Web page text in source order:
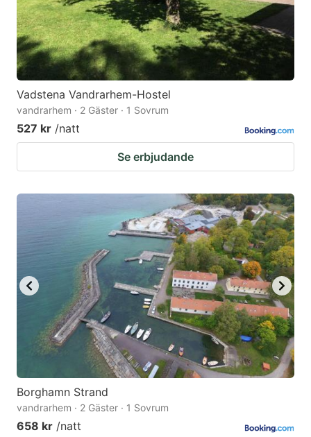
Vadstena Vandrarhem-Hostel
vandrarhem · 2 Gäster · 1 Sovrum
527 kr /natt
Se erbjudande
Borghamn Strand
vandrarhem · 2 Gäster · 1 Sovrum
658 kr /natt